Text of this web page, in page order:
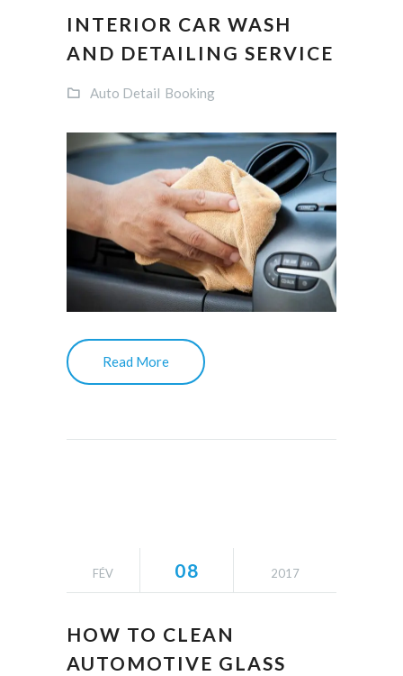
INTERIOR CAR WASH
AND DETAILING SERVICE
Auto Detail Booking
Read More
FÉV 08 2017
HOW TO CLEAN
AUTOMOTIVE GLASS